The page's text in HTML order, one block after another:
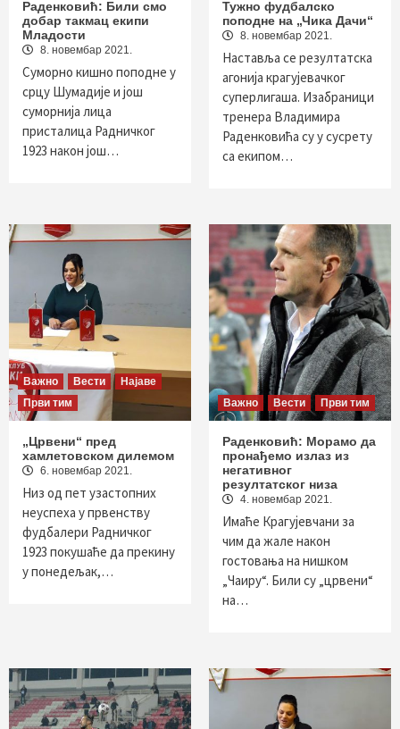
Раденковић: Били смо
добар такмац екипи
Младости
8. новембар 2021.
Суморно кишно поподне у
срцу Шумадије и још
суморнија лица
присталица Радничког
1923 након још…
Тужно фудбалско
поподне на „Чика Дачи“
8. новембар 2021.
Наставља се резултатска
агонија крагујевачког
суперлигаша. Изабраници
тренера Владимира
Раденковића су у сусрету
са екипом…
Важно Вести
Најаве
Први тим
„Црвени“ пред
хамлетовском дилемом
6. новембар 2021.
Низ од пет узастопних
неуспеха у првенству
фудбалери Радничког
1923 покушаће да прекину
у понедељак,…
Важно Вести Први тим
Раденковић: Морамо да
пронађемо излаз из
негативног
резултатског низа
4. новембар 2021.
Имаће Крагујевчани за
чим да жале након
гостовања на нишком
„Чаиру“. Били су „црвени“
на…